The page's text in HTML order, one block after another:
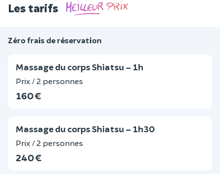
Les tarifs
Zéro frais de réservation
Massage du corps Shiatsu – 1h
Prix / 2 personnes
160 €
Massage du corps Shiatsu – 1h30
Prix / 2 personnes
240 €